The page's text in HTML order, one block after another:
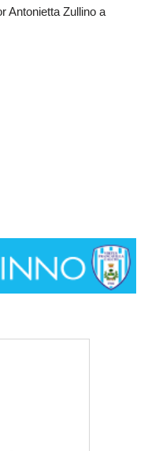
Antonietta Zullino a